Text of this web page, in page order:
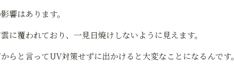
響はあります。
に覆われており、一見日焼けしないように見えます。
らと言ってUV対策せずに出かけると大変なことになるんです。